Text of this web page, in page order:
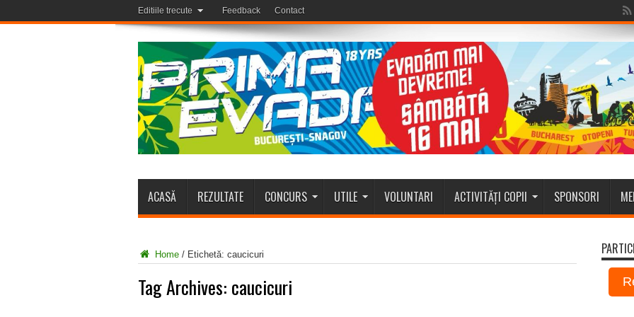
Editiile trecute Feedback Contact
ACASĂ REZULTATE CONCURS UTILE VOLUNTARI ACTIVITĂȚI COPII SPONSORI
Home / Etichetă: caucicuri
Tag Archives: caucicuri